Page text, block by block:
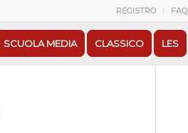
REGISTRO FAQ
SCUOLA MEDIA CLASSICO LES